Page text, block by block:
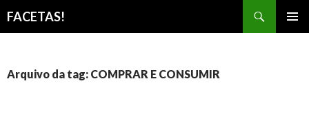
FACETAS!
CONTEÚDO
Arquivo da tag: COMPRAR E CONSUMIR